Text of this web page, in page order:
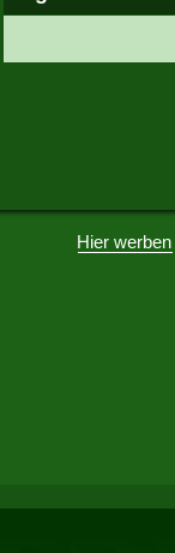
Hier werben